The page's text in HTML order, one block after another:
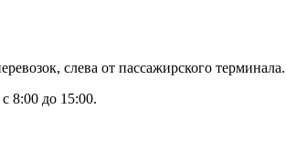
слева от пассажирского терминала.
8:00 до 15:00.